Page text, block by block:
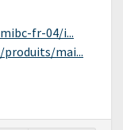
fr-04/i...
mai...